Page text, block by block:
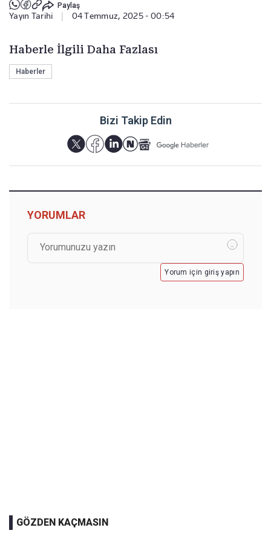
Paylaş
Yayın Tarihi 04 Temmuz, 2025 - 00:54
Haberle İlgili Daha Fazlası
Haberler
Bizi Takip Edin
YORUMLAR
Yorum için giriş yapın
GÖZDEN KAÇMASIN